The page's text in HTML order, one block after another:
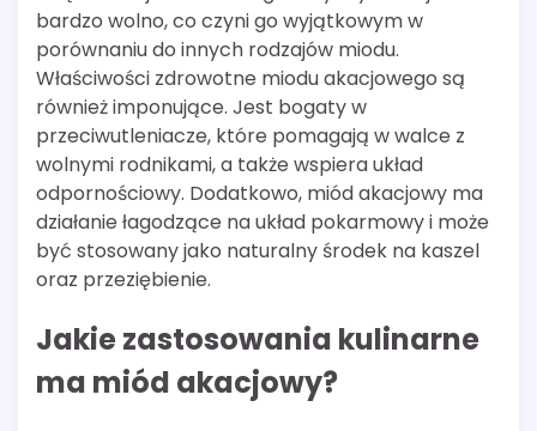
bardzo wolno, co czyni go wyjątkowym w
porównaniu do innych rodzajów miodu.
Właściwości zdrowotne miodu akacjowego są
również imponujące. Jest bogaty w
przeciwutleniacze, które pomagają w walce z
wolnymi rodnikami, a także wspiera układ
odpornościowy. Dodatkowo, miód akacjowy ma
działanie łagodzące na układ pokarmowy i może
być stosowany jako naturalny środek na kaszel
oraz przeziębienie.
Jakie zastosowania kulinarne
ma miód akacjowy?